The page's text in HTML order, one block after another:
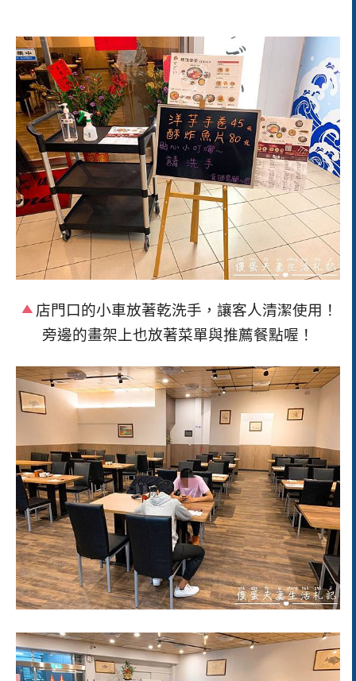
店門口的小車放著乾洗手，讓客人清潔使用！
旁邊的畫架上也放著菜單與推薦餐點喔！